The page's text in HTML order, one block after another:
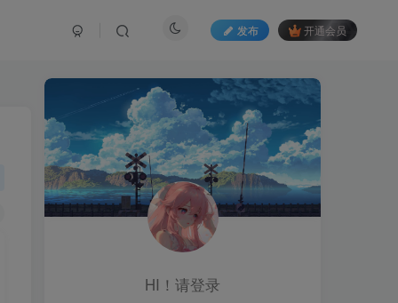
发布 开通会员
HI！请登录